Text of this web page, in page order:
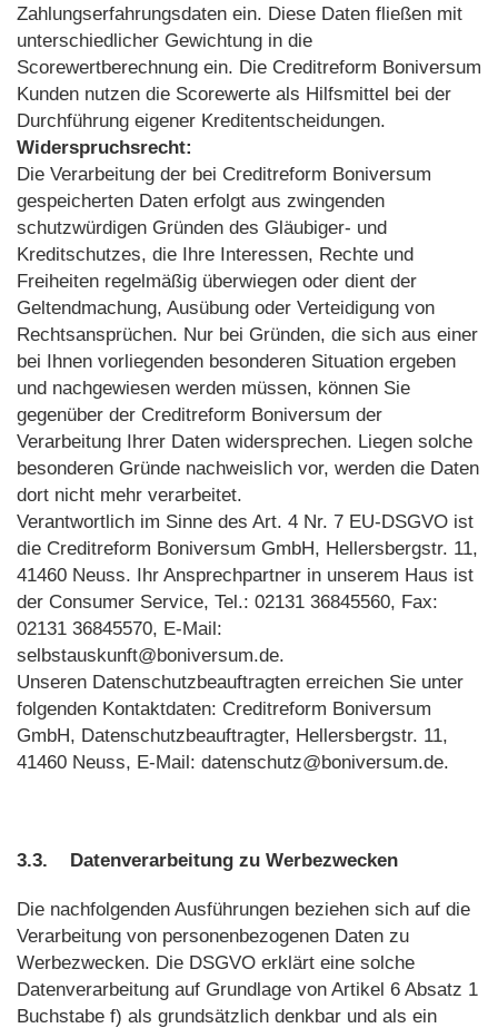
Zahlungserfahrungsdaten ein. Diese Daten fließen mit
unterschiedlicher Gewichtung in die
Scorewertberechnung ein. Die Creditreform Boniversum
Kunden nutzen die Scorewerte als Hilfsmittel bei der
Durchführung eigener Kreditentscheidungen.
Widerspruchsrecht:
Die Verarbeitung der bei Creditreform Boniversum
gespeicherten Daten erfolgt aus zwingenden
schutzwürdigen Gründen des Gläubiger- und
Kreditschutzes, die Ihre Interessen, Rechte und
Freiheiten regelmäßig überwiegen oder dient der
Geltendmachung, Ausübung oder Verteidigung von
Rechtsansprüchen. Nur bei Gründen, die sich aus einer
bei Ihnen vorliegenden besonderen Situation ergeben
und nachgewiesen werden müssen, können Sie
gegenüber der Creditreform Boniversum der
Verarbeitung Ihrer Daten widersprechen. Liegen solche
besonderen Gründe nachweislich vor, werden die Daten
dort nicht mehr verarbeitet.
Verantwortlich im Sinne des Art. 4 Nr. 7 EU-DSGVO ist
die Creditreform Boniversum GmbH, Hellersbergstr. 11,
41460 Neuss. Ihr Ansprechpartner in unserem Haus ist
der Consumer Service, Tel.: 02131 36845560, Fax:
02131 36845570, E-Mail:
selbstauskunft@boniversum.de.
Unseren Datenschutzbeauftragten erreichen Sie unter
folgenden Kontaktdaten: Creditreform Boniversum
GmbH, Datenschutzbeauftragter, Hellersbergstr. 11,
41460 Neuss, E-Mail: datenschutz@boniversum.de.
3.3. Datenverarbeitung zu Werbezwecken
Die nachfolgenden Ausführungen beziehen sich auf die
Verarbeitung von personenbezogenen Daten zu
Werbezwecken. Die DSGVO erklärt eine solche
Datenverarbeitung auf Grundlage von Artikel 6 Absatz 1
Buchstabe f) als grundsätzlich denkbar und als ein